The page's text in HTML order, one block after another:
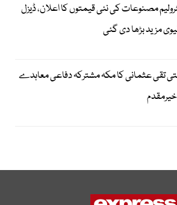
مصنوعات کی نئی قیمتوں کا اعلان، ڈیزل
مزید بڑھا دی گئی
تقی عثمانی کا مکہ مشترکہ دفاعی معاہدے